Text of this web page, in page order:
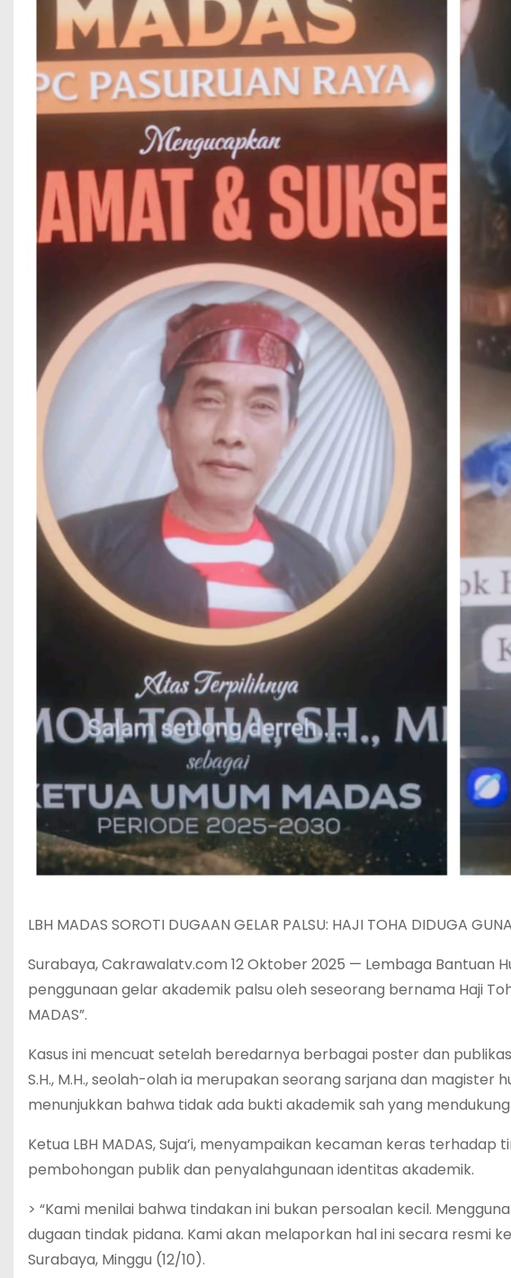
LBH MADAS SOROTI DUGAAN GELAR PALSU: HAJI TOHA DIDUGA
Surabaya, Cakrawalatv.com 12 Oktober 2025 — Lembaga Bantuan
penggunaan gelar akademik palsu oleh seseorang bernama Haji
MADAS”.
Kasus ini mencuat setelah beredarnya berbagai poster dan
S.H., M.H., seolah-olah ia merupakan seorang sarjana dan magister
menunjukkan bahwa tidak ada bukti akademik sah yang
Ketua LBH MADAS, Suja’i, menyampaikan kecaman keras
pembohongan publik dan penyalahgunaan identitas akademik.
> “Kami menilai bahwa tindakan ini bukan persoalan kecil.
dugaan tindak pidana. Kami akan melaporkan hal ini secara resmi
Surabaya, Minggu (12/10).